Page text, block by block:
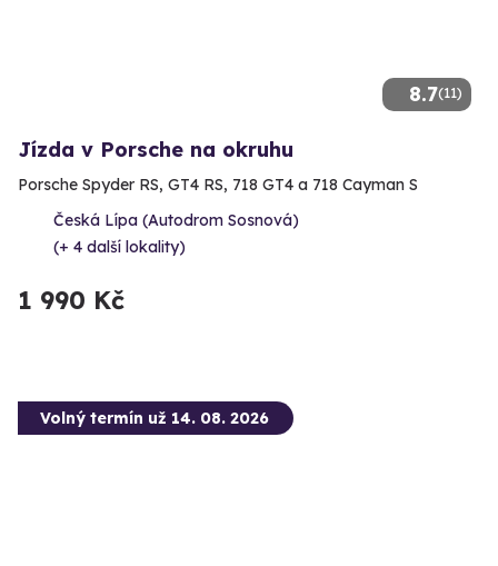
8.7(11)
Jízda v Porsche na okruhu
Porsche Spyder RS, GT4 RS, 718 GT4 a 718 Cayman S
Česká Lípa (Autodrom Sosnová)
(+ 4 další lokality)
1 990 Kč
Volný termín už 14. 08. 2026